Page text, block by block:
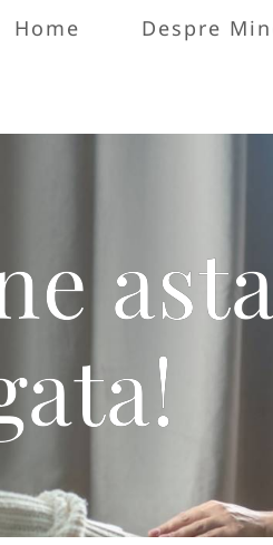
Home Despre